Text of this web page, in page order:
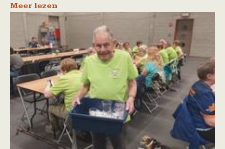
Meer lezen